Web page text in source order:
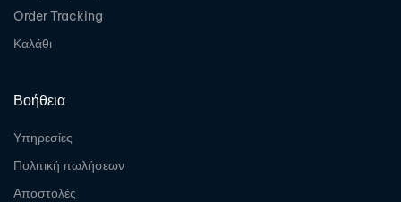
Order Tracking
Καλάθι
Βοήθεια
Υπηρεσίες
Πολιτική πωλήσεων
Αποστολές